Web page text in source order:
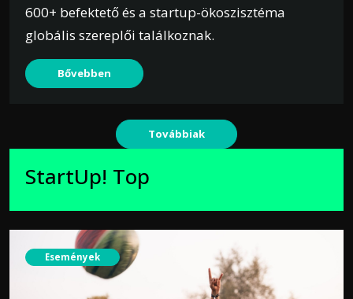
600+ befektető és a startup-ökoszisztéma
globális szereplői találkoznak.
Bővebben
Továbbiak
StartUp! Top
Események